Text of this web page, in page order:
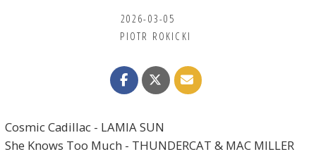
2026-03-05
PIOTR ROKICKI
Cosmic Cadillac - LAMIA SUN
She Knows Too Much - THUNDERCAT & MAC MILLER